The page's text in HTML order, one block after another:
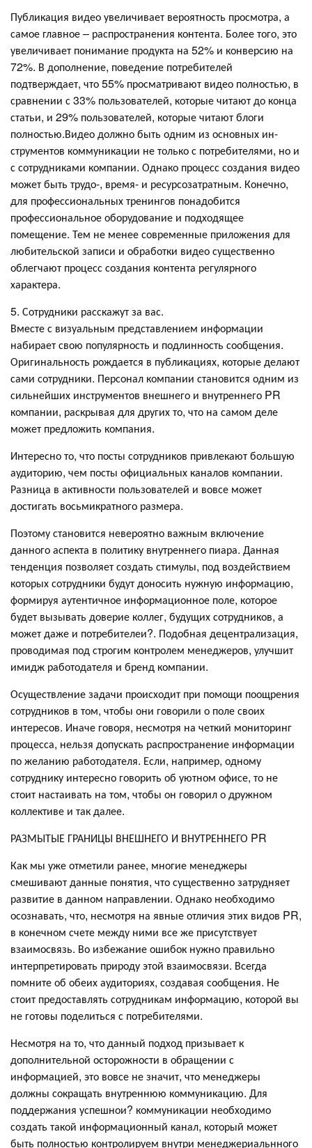
Публикация видео увеличивает вероятность просмотра, а
самое главное – распространения контента. Более того, это
увеличивает понимание продукта на 52% и конверсию на
72%. В дополнение, поведение потребителей
подтверждает, что 55% просматривают видео полностью, в
сравнении с 33% пользователей, которые читают до конца
статьи, и 29% пользователей, которые читают блоги
полностью.Видео должно быть одним из основных ин-
струментов коммуникации не только с потребителями, но и
с сотрудниками компании. Однако процесс создания видео
может быть трудо-, время- и ресурсозатратным. Конечно,
для профессиональных тренингов понадобится
профессиональное оборудование и подходящее
помещение. Тем не менее современные приложения для
любительской записи и обработки видео существенно
облегчают процесс создания контента регулярного
характера.
5. Сотрудники расскажут за вас.
Вместе с визуальным представлением информации
набирает свою популярность и подлинность сообщения.
Оригинальность рождается в публикациях, которые делают
сами сотрудники. Персонал компании становится одним из
сильнейших инструментов внешнего и внутреннего PR
компании, раскрывая для других то, что на самом деле
может предложить компания.
Интересно то, что посты сотрудников привлекают большую
аудиторию, чем посты официальных каналов компании.
Разница в активности пользователей и вовсе может
достигать восьмикратного размера.
Поэтому становится невероятно важным включение
данного аспекта в политику внутреннего пиара. Данная
тенденция позволяет создать стимулы, под воздействием
которых сотрудники будут доносить нужную информацию,
формируя аутентичное информационное поле, которое
будет вызывать доверие коллег, будущих сотрудников, а
может даже и потребителеи?. Подобная децентрализация,
проводимая под строгим контролем менеджеров, улучшит
имидж работодателя и бренд компании.
Осуществление задачи происходит при помощи поощрения
сотрудников в том, чтобы они говорили о поле своих
интересов. Иначе говоря, несмотря на четкий мониторинг
процесса, нельзя допускать распространение информации
по желанию работодателя. Если, например, одному
сотруднику интересно говорить об уютном офисе, то не
стоит настаивать на том, чтобы он говорил о дружном
коллективе и так далее.
РАЗМЫТЫЕ ГРАНИЦЫ ВНЕШНЕГО И ВНУТРЕННЕГО PR
Как мы уже отметили ранее, многие менеджеры
смешивают данные понятия, что существенно затрудняет
развитие в данном направлении. Однако необходимо
осознавать, что, несмотря на явные отличия этих видов PR,
в конечном счете между ними все же присутствует
взаимосвязь. Во избежание ошибок нужно правильно
интерпретировать природу этой взаимосвязи. Всегда
помните об обеих аудиториях, создавая сообщения. Не
стоит предоставлять сотрудникам информацию, которой вы
не готовы поделиться с потребителями.
Несмотря на то, что данный подход призывает к
дополнительной осторожности в обращении с
информацией, это вовсе не значит, что менеджеры
должны сокращать внутреннюю коммуникацию. Для
поддержания успешнои? коммуникации необходимо
создать такой информационный канал, который может
быть полностью контролируем внутри менеджериальнного